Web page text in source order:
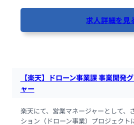
求人詳細を見
【楽天】ドローン事業課 事業開発
ャー
楽天にて、営業マネージャーとして、
ション（ドローン事業）プロジェクト